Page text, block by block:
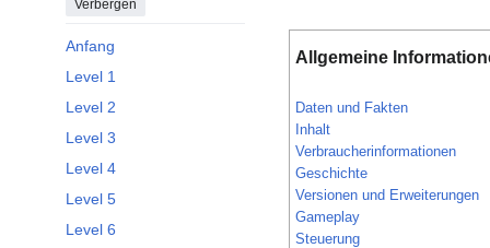
Verbergen
Anfang
Level 1
Level 2
Level 3
Level 4
Level 5
Level 6
Allgemeine
Daten und Fakten
Inhalt
Verbraucherinformationen
Geschichte
Versionen und Erweiterungen
Gameplay
Steuerung